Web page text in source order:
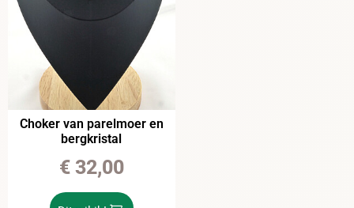
Choker van parelmoer en
bergkristal
€32,00